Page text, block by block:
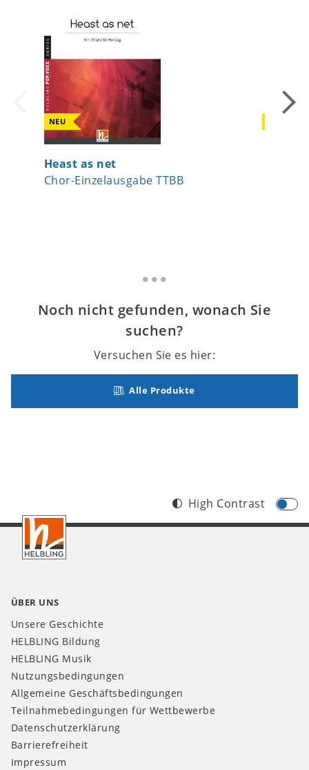
NEU
Heast as net
Chor-Einzelausgabe TTBB
Noch nicht gefunden, wonach Sie
suchen?
Versuchen Sie es hier:
Alle Produkte
Footer
AT
High Contrast
ÜBER UNS
Unsere Geschichte
HELBLING Bildung
HELBLING Musik
Nutzungsbedingungen
Allgemeine Geschäftsbedingungen
Teilnahmebedingungen für Wettbewerbe
Datenschutzerklärung
Barrierefreiheit
Impressum